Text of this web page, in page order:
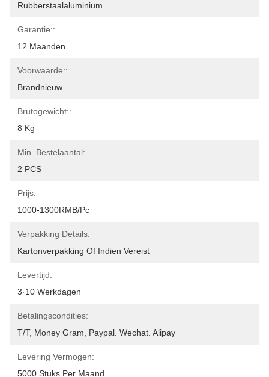
Rubberstaalaluminium
Garantie::
12 Maanden
Voorwaarde::
Brandnieuw.
Brutogewicht::
8 Kg
Min. Bestelaantal:
2 PCS
Prijs:
1000-1300RMB/Pc
Verpakking Details:
Kartonverpakking Of Indien Vereist
Levertijd:
3·10 Werkdagen
Betalingscondities:
T/T, Money Gram, Paypal. Wechat. Alipay
Levering Vermogen:
5000 Stuks Per Maand